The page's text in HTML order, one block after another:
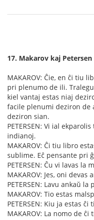
17. Makarov kaj Petersen
MAKAROV: Ĉie, en ĉi tiu
pri plenumo de ili.
kiel vantaj estas niaj
facile plenumi deziron de
deziron sian.
PETERSEN: Vi ial
indianoj.
MAKAROV: Ĉi tiu libro
sublime. Eĉ pensante pri
PETERSEN: Ĉu vi lavas
MAKAROV: Jes, oni
PETERSEN: Lavu ankaŭ
MAKAROV: Tio estas
PETERSEN: Kiu ja estas ĉi
MAKAROV: La nomo de